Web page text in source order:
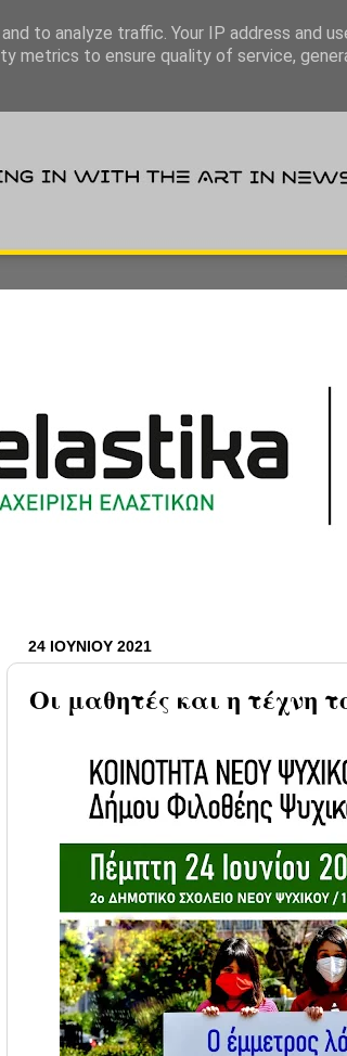
24 ΙΟΥΝΊΟΥ 2021
Οι μαθητές και η τέχνη
to analyze traffic. Your IP address and
metrics to ensure quality of service,